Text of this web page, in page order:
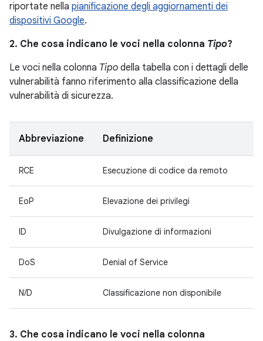
riportate nella pianificazione degli aggiornamenti dei
dispositivi Google.
2. Che cosa indicano le voci nella colonna Tipo?
Le voci nella colonna Tipo della tabella con i dettagli delle
vulnerabilità fanno riferimento alla classificazione della
vulnerabilità di sicurezza.
Abbreviazione Definizione
RCE Esecuzione di codice da remoto
EoP Elevazione dei privilegi
ID Divulgazione di informazioni
DoS Denial of Service
N/D Classificazione non disponibile
3. Che cosa indicano le voci nella colonna